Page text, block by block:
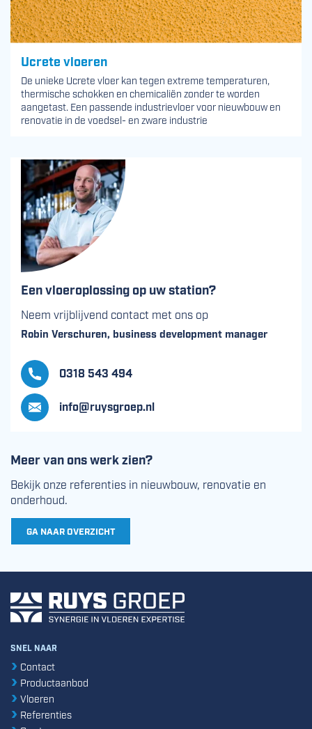
Ucrete vloeren
De unieke Ucrete vloer kan tegen extreme temperaturen,
thermische schokken en chemicaliën zonder te worden
aangetast. Een passende industrievloer voor nieuwbouw en
renovatie in de voedsel- en zware industrie
Een vloeroplossing op uw station?
Neem vrijblijvend contact met ons op
Robin Verschuren, business development manager
0318 543 494
info@ruysgroep.nl
Meer van ons werk zien?
Bekijk onze referenties in nieuwbouw, renovatie en
onderhoud.
GA NAAR OVERZICHT
SNEL NAAR
Contact
Productaanbod
Vloeren
Referenties